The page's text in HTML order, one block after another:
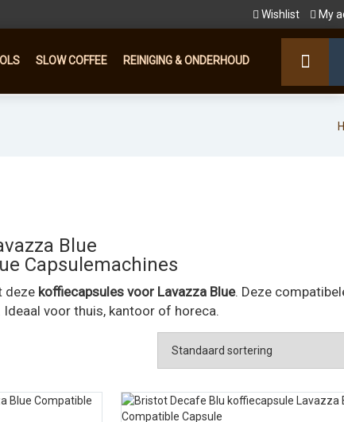
Wishlist My
SLOW COFFEE REINIGING & ONDERHOUD
Blue
Capsulemachines
deze koffiecapsules voor Lavazza Blue. Deze
voor thuis, kantoor of horeca.